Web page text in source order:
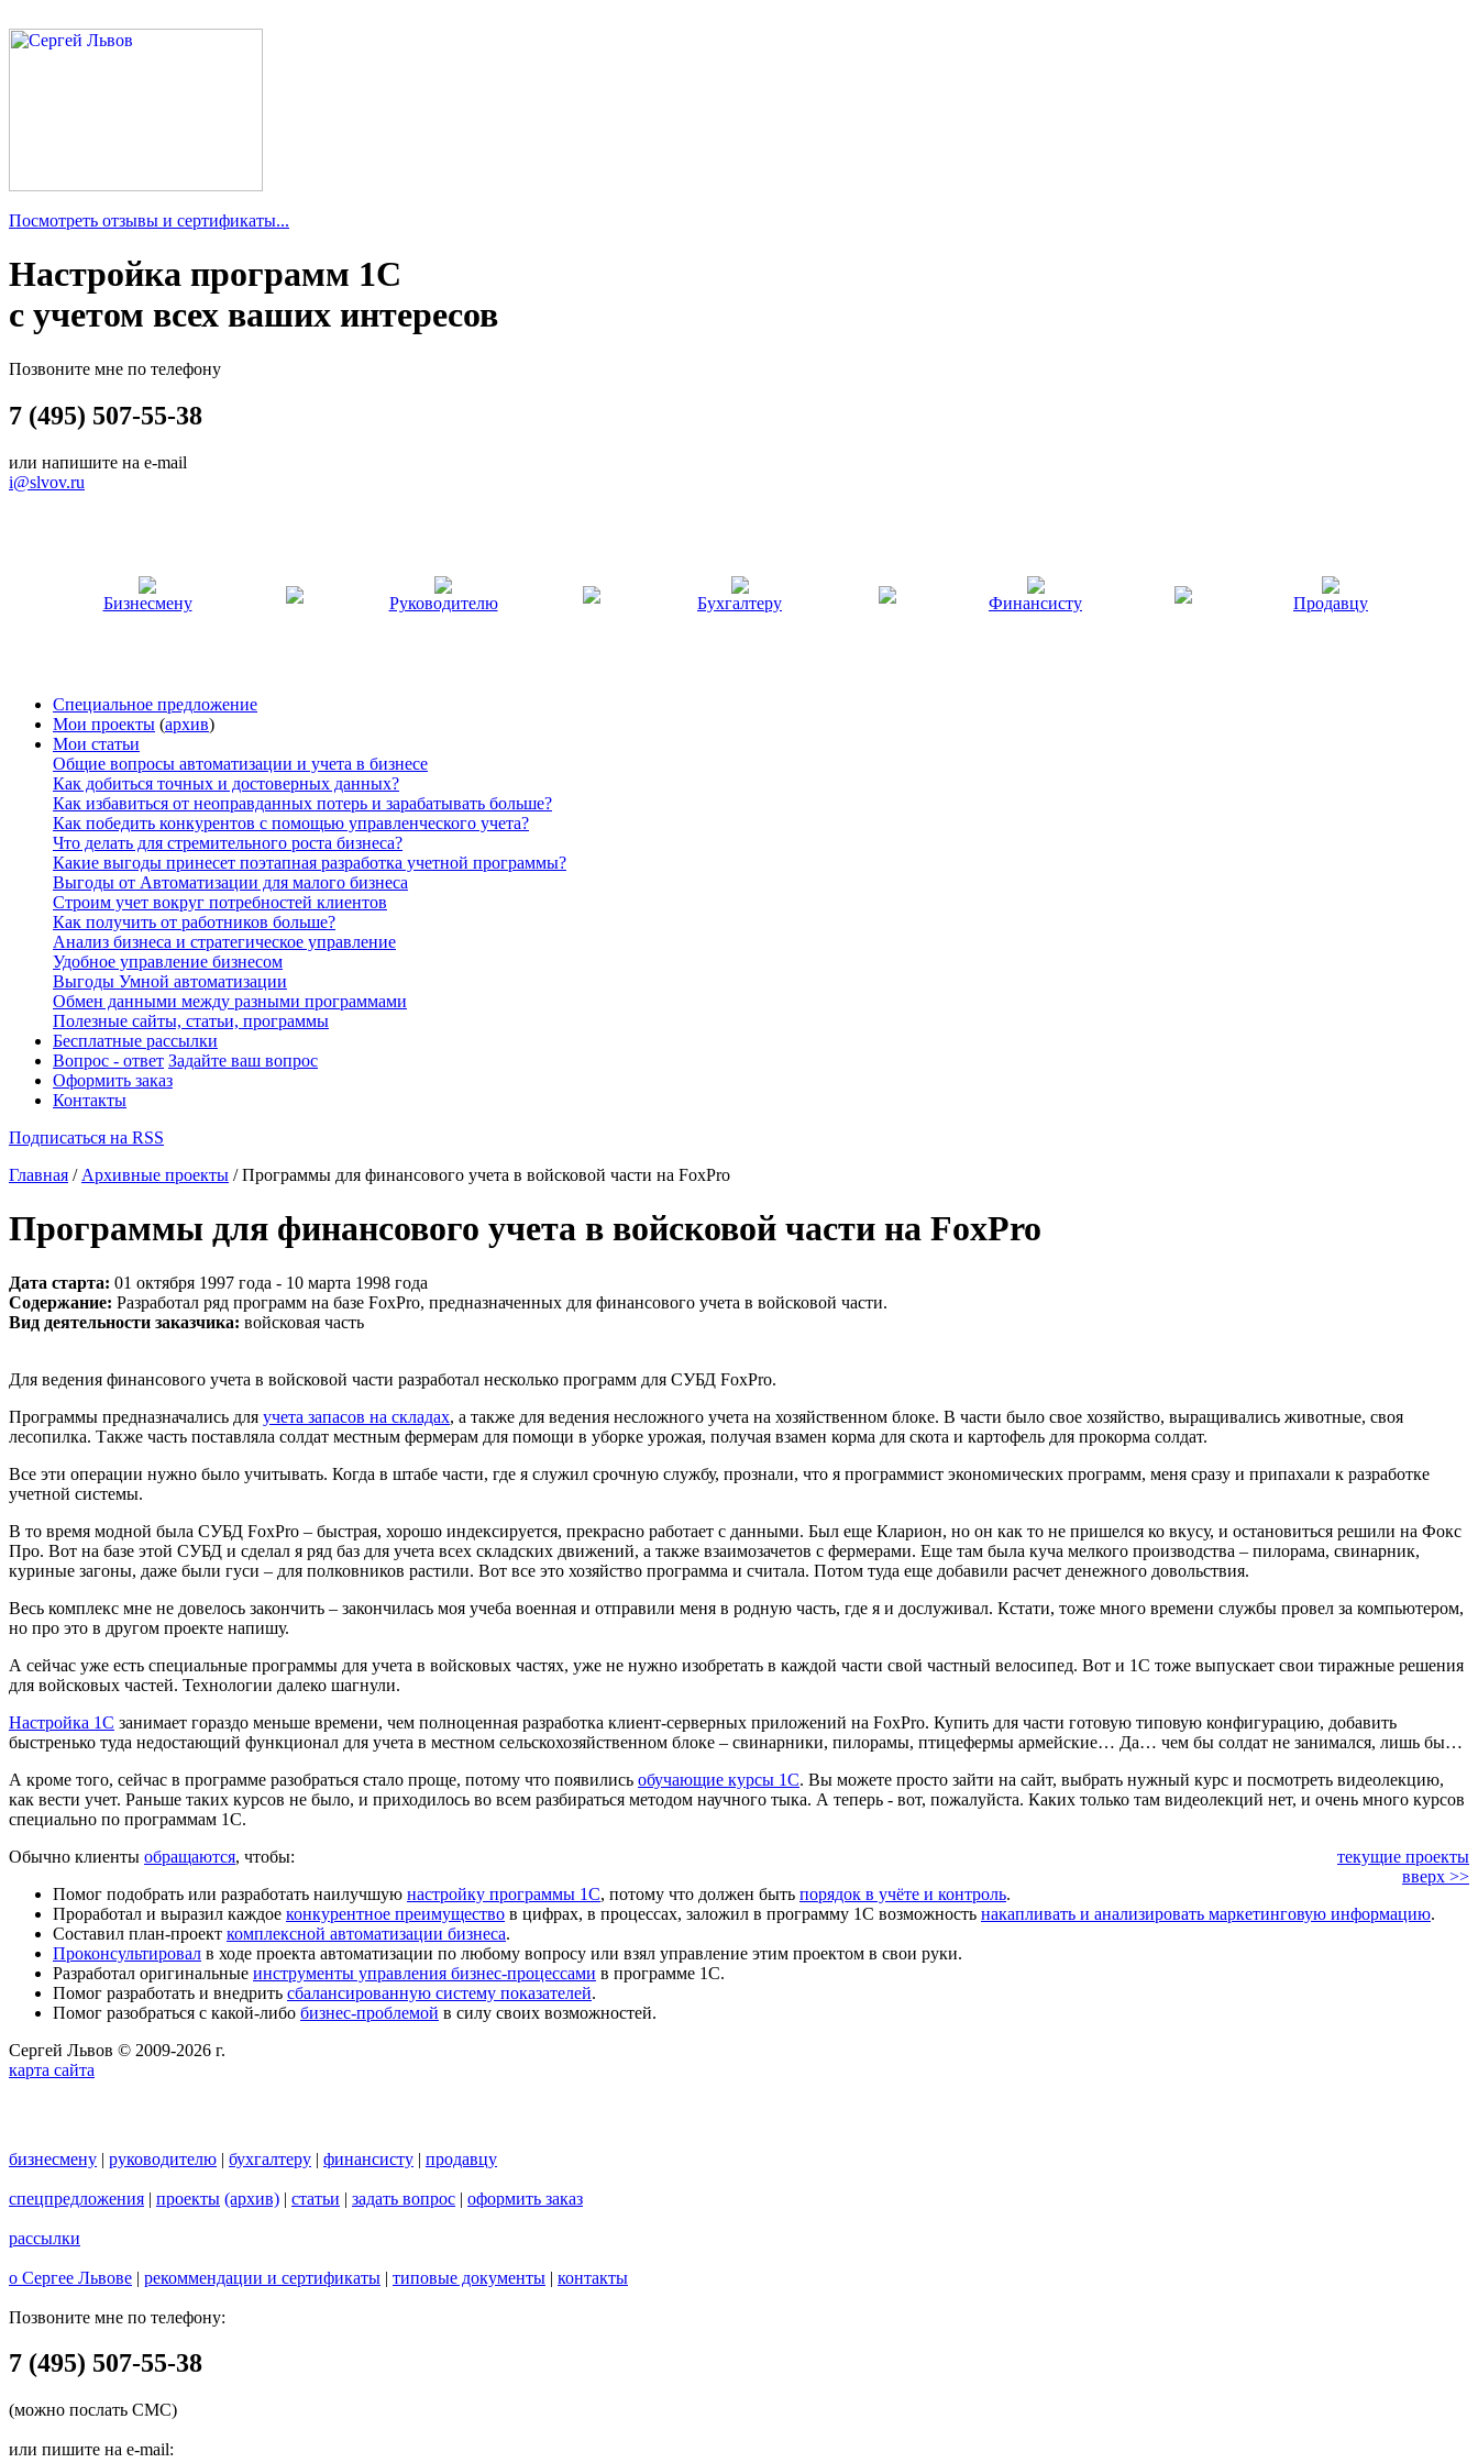
Посмотреть отзывы и сертификаты...
Настройка программ 1С
с учетом всех ваших интересов
Позвоните мне по телефону
7 (495) 507-55-38
или напишите на e-mail
i@slvov.ru
Бизнесмену Руководителю Бухгалтеру Финансисту Продавцу
Специальное предложение
Мои проекты (архив)
Мои статьи
Общие вопросы автоматизации и учета в бизнесе
Как добиться точных и достоверных данных?
Как избавиться от неоправданных потерь и зарабатывать больше?
Как победить конкурентов с помощью управленческого учета?
Что делать для стремительного роста бизнеса?
Какие выгоды принесет поэтапная разработка учетной программы?
Выгоды от Автоматизации для малого бизнеса
Строим учет вокруг потребностей клиентов
Как получить от работников больше?
Анализ бизнеса и стратегическое управление
Удобное управление бизнесом
Выгоды Умной автоматизации
Обмен данными между разными программами
Полезные сайты, статьи, программы
Бесплатные рассылки
Вопрос - ответ Задайте ваш вопрос
Оформить заказ
Контакты
Подписаться на RSS
Главная / Архивные проекты / Программы для финансового учета в войсковой части на FoxPro
Программы для финансового учета в войсковой части на FoxPro
Дата старта: 01 октября 1997 года - 10 марта 1998 года
Содержание: Разработал ряд программ на базе FoxPro, предназначенных для финансового учета в войсковой части.
Вид деятельности заказчика: войсковая часть
Для ведения финансового учета в войсковой части разработал несколько программ для СУБД FoxPro.
Программы предназначались для учета запасов на складах, а также для ведения несложного учета на хозяйственном блоке. В части было свое хозяйство, выращивались животные, своя
лесопилка. Также часть поставляла солдат местным фермерам для помощи в уборке урожая, получая взамен корма для скота и картофель для прокорма солдат.
Все эти операции нужно было учитывать. Когда в штабе части, где я служил срочную службу, прознали, что я программист экономических программ, меня сразу и припахали к разработке
учетной системы.
В то время модной была СУБД FoxPro – быстрая, хорошо индексируется, прекрасно работает с данными. Был еще Кларион, но он как то не пришелся ко вкусу, и остановиться решили на Фокс
Про. Вот на базе этой СУБД и сделал я ряд баз для учета всех складских движений, а также взаимозачетов с фермерами. Еще там была куча мелкого производства – пилорама, свинарник,
куриные загоны, даже были гуси – для полковников растили. Вот все это хозяйство программа и считала. Потом туда еще добавили расчет денежного довольствия.
Весь комплекс мне не довелось закончить – закончилась моя учеба военная и отправили меня в родную часть, где я и дослуживал. Кстати, тоже много времени службы провел за компьютером,
но про это в другом проекте напишу.
А сейчас уже есть специальные программы для учета в войсковых частях, уже не нужно изобретать в каждой части свой частный велосипед. Вот и 1С тоже выпускает свои тиражные решения
для войсковых частей. Технологии далеко шагнули.
Настройка 1С занимает гораздо меньше времени, чем полноценная разработка клиент-серверных приложений на FoxPro. Купить для части готовую типовую конфигурацию, добавить
быстренько туда недостающий функционал для учета в местном сельскохозяйственном блоке – свинарники, пилорамы, птицефермы армейские… Да… чем бы солдат не занимался, лишь бы…
А кроме того, сейчас в программе разобраться стало проще, потому что появились обучающие курсы 1С. Вы можете просто зайти на сайт, выбрать нужный курс и посмотреть видеолекцию,
как вести учет. Раньше таких курсов не было, и приходилось во всем разбираться методом научного тыка. А теперь - вот, пожалуйста. Каких только там видеолекций нет, и очень много курсов
специально по программам 1С.
текущие проекты
вверх >>
Обычно клиенты обращаются, чтобы:
Помог подобрать или разработать наилучшую настройку программы 1С, потому что должен быть порядок в учёте и контроль.
Проработал и выразил каждое конкурентное преимущество в цифрах, в процессах, заложил в программу 1С возможность накапливать и анализировать маркетинговую информацию.
Составил план-проект комплексной автоматизации бизнеса.
Проконсультировал в ходе проекта автоматизации по любому вопросу или взял управление этим проектом в свои руки.
Разработал оригинальные инструменты управления бизнес-процессами в программе 1С.
Помог разработать и внедрить сбалансированную систему показателей.
Помог разобраться с какой-либо бизнес-проблемой в силу своих возможностей.
Сергей Львов © 2009-2026 г.
карта сайта
бизнесмену | руководителю | бухгалтеру | финансисту | продавцу
спецпредложения | проекты (архив) | статьи | задать вопрос | оформить заказ
рассылки
о Сергее Львове | рекоммендации и сертификаты | типовые документы | контакты
Позвоните мне по телефону:
7 (495) 507-55-38
(можно послать СМС)
или пишите на e-mail: